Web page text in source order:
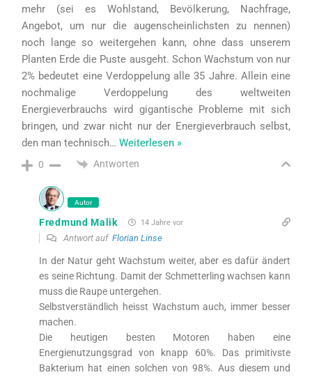
mehr (sei es Wohlstand, Bevölkerung, Nachfrage,
Angebot, um nur die augenscheinlichsten zu nennen)
noch lange so weitergehen kann, ohne dass unserem
Planten Erde die Puste ausgeht. Schon Wachstum von nur
2% bedeutet eine Verdoppelung alle 35 Jahre. Allein eine
nochmalige Verdoppelung des weltweiten
Energieverbrauchs wird gigantische Probleme mit sich
bringen, und zwar nicht nur der Energieverbrauch selbst,
den man technisch… Weiterlesen »
0 Antworten
Autor
Fredmund Malik 14 Jahre vor
Antwort auf Florian Linse
In der Natur geht Wachstum weiter, aber es dafür ändert
es seine Richtung. Damit der Schmetterling wachsen kann
muss die Raupe untergehen.
Selbstverständlich heisst Wachstum auch, immer besser
machen.
Die heutigen besten Motoren haben eine
Energienutzungsgrad von knapp 60%. Das primitivste
Bakterium hat einen solchen von 98%. Aus diesem und